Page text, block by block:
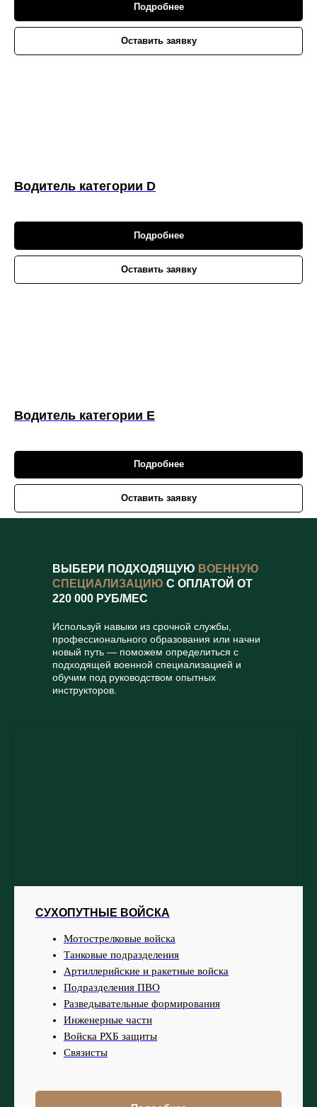
Подробнее
Оставить заявку
Водитель категории D
Подробнее
Оставить заявку
Водитель категории E
Подробнее
Оставить заявку
ВЫБЕРИ ПОДХОДЯЩУЮ ВОЕННУЮ
СПЕЦИАЛИЗАЦИЮ С ОПЛАТОЙ ОТ
220 000 РУБ/МЕС
Используй навыки из срочной службы,
профессионального образования или начни
новый путь — поможем определиться с
подходящей военной специализацией и
обучим под руководством опытных
инструкторов.
СУХОПУТНЫЕ ВОЙСКА
Мотострелковые войска
Танковые подразделения
Артиллерийские и ракетные войска
Подразделения ПВО
Разведывательные формирования
Инженерные части
Войска РХБ защиты
Связисты